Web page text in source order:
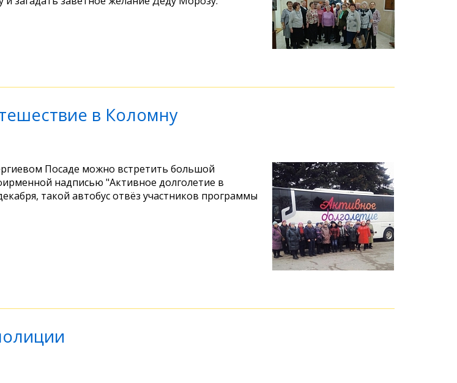
в Коломну
Посаде можно встретить большой
надписью "Активное долголетие в
такой автобус отвёз участников программы